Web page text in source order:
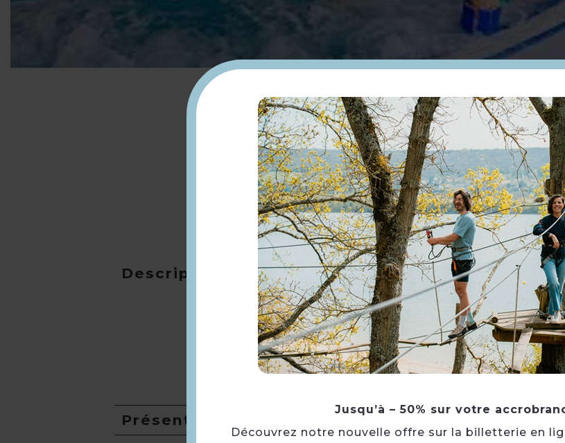
Description
Le centre aquatique Aqualude, situé à
aux activités ludiques et de bien-être.
Cet équipement met à votre disposition
et sa boule à vagues, une pataugeoire
double ainsi qu'une aire de jeux
Pour les plus sportifs, le centre Aqualude
375 m²),
une salle de cardio-training et des cours
composé de 2 steps, 2 vélos elliptiques, 2
dépenser !Si vous êtes plus détente et
volley et de l'espace vert, idéal pour une
slip de bain obligatoire.
Pour une pratique plus sportive et le
Présentation
Jusqu’à – 50% sur votre
Découvrez notre nouvelle offre sur la billetterie en